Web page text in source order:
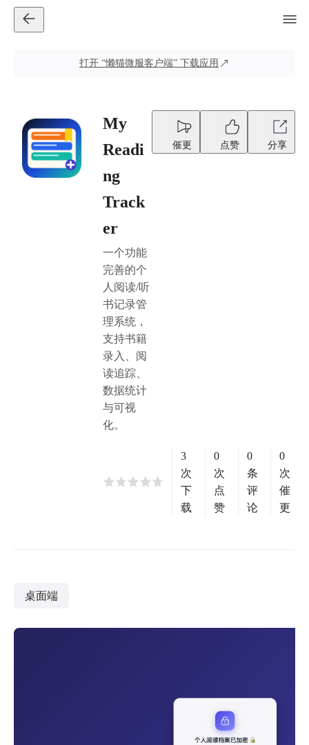
打开 “懒猫微服客户端” 下载应用
My
Readi
ng
Track
er
一个功能
完善的个
人阅读/听
书记录管
理系统，
支持书籍
录入、阅
读追踪、
数据统计
与可视
化。
催更 点赞 分享
3
次
下
载
0
次
点
赞
0
条
评
论
0
次
催
更
桌面端